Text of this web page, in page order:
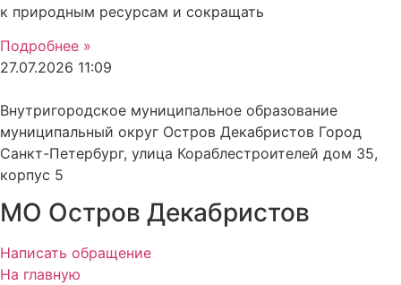
к природным ресурсам и сокращать
Подробнее »
27.07.2026 11:09
Внутригородское муниципальное образование
муниципальный округ Остров Декабристов Город
Санкт-Петербург, улица Кораблестроителей дом 35,
корпус 5
МО Остров Декабристов
Написать обращение
На главную